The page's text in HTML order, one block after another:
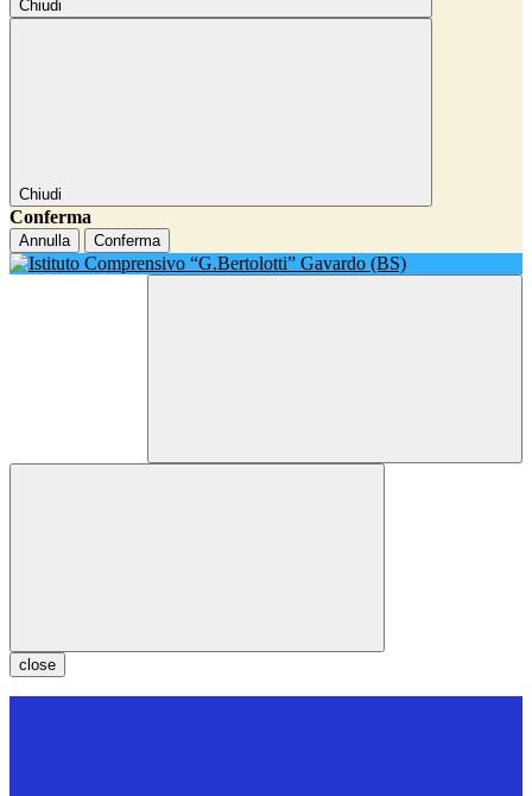
Chiudi
Chiudi
Conferma
Annulla Conferma
close